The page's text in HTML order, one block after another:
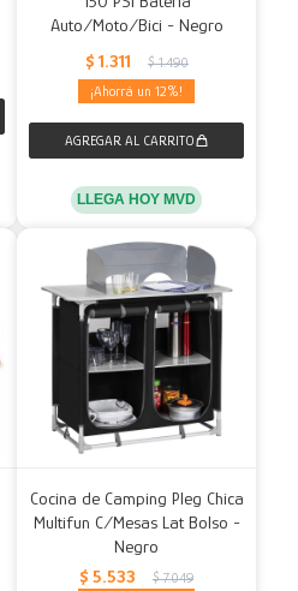
Auto/Moto/Bici - Negro
$ 1.311 $ 1.490
12
LLEGA HOY MVD
Cocina de Camping Pleg Chica
Multifun C/Mesas Lat Bolso -
Negro
$ 5.533 $ 7.049